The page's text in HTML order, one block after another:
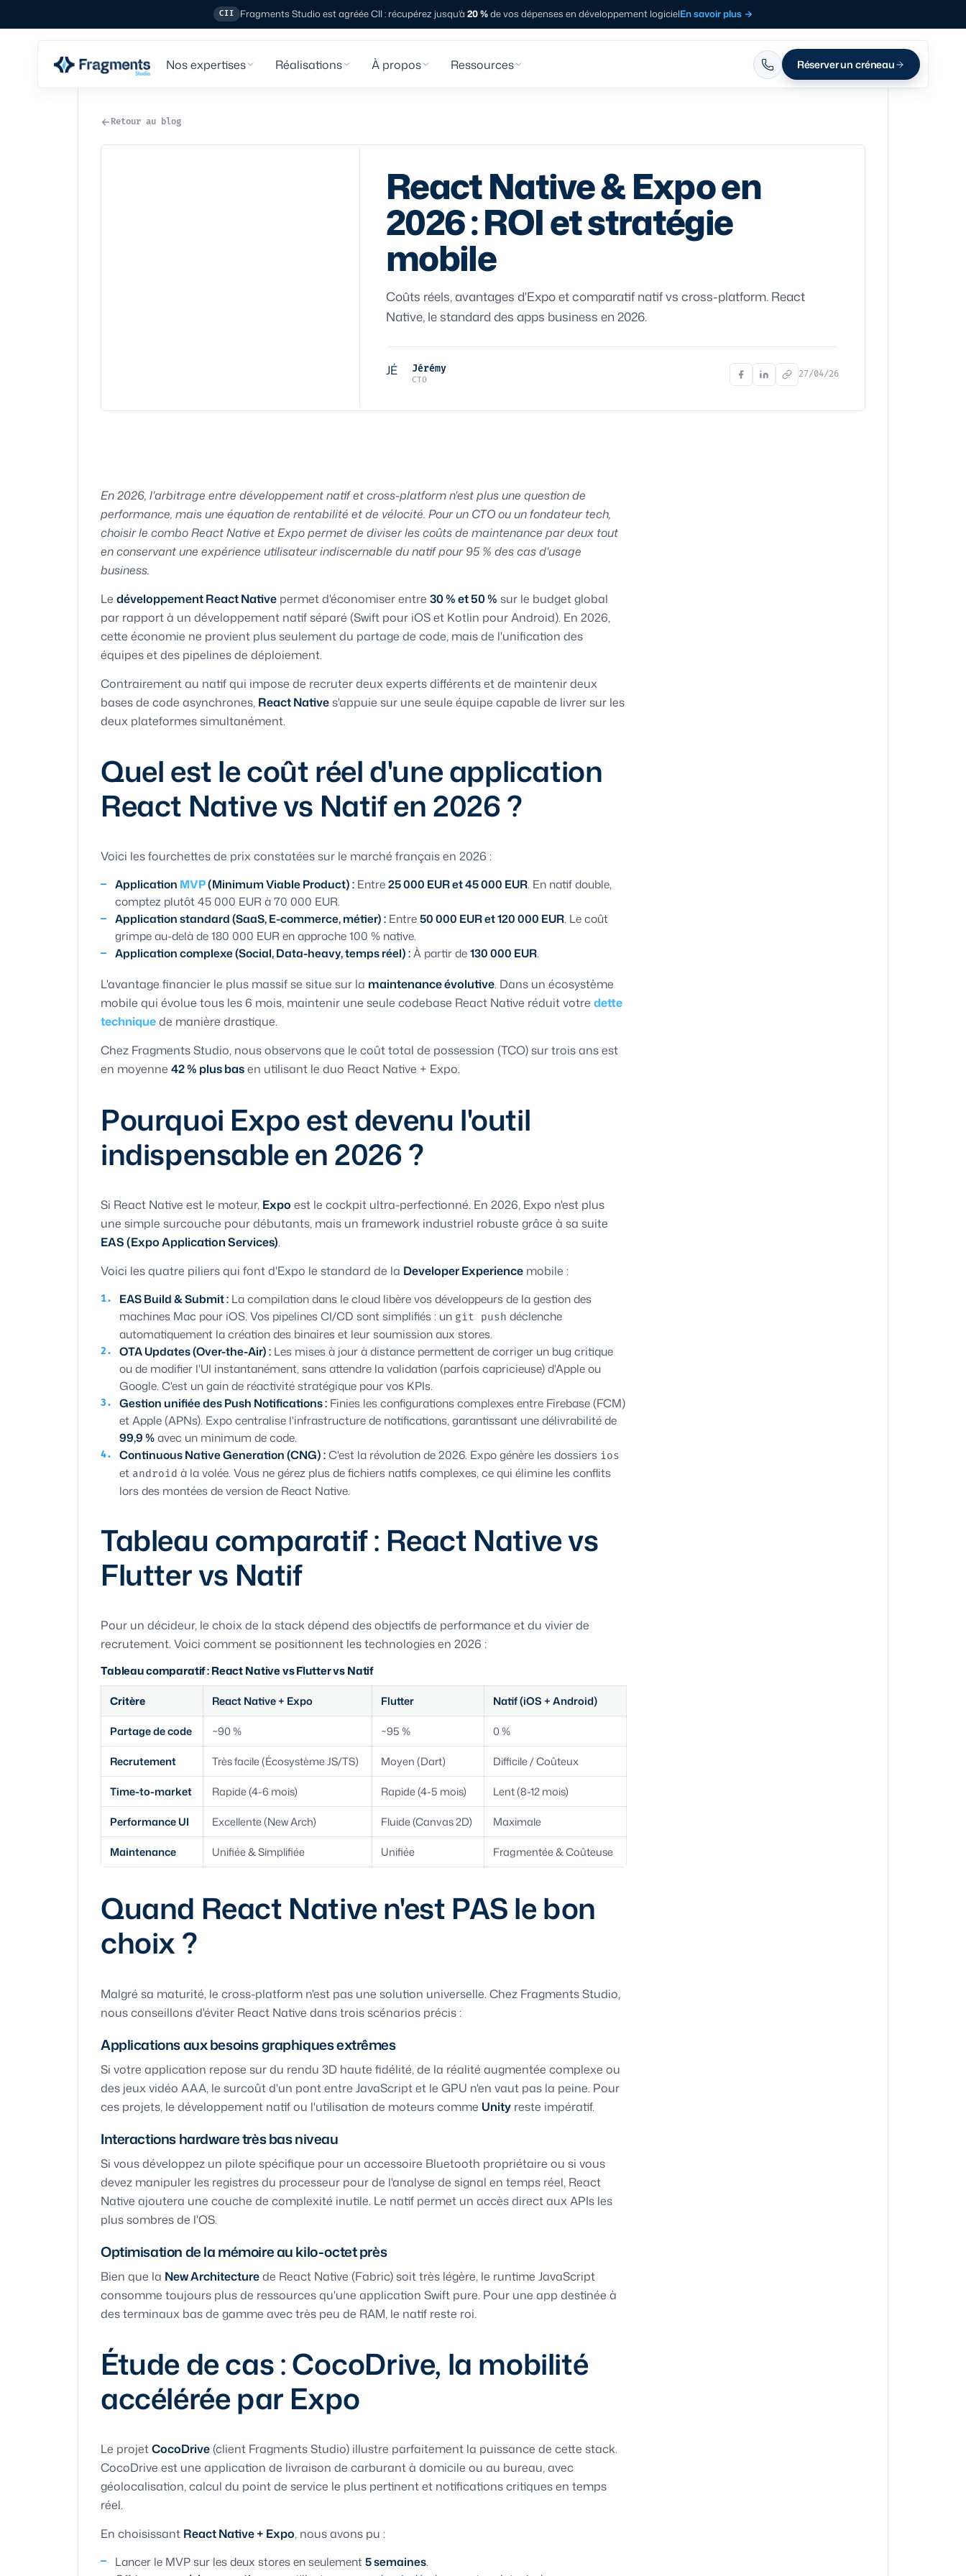
CII Fragments Studio est agréée CII : récupérez jusqu'à20 %de vos dépenses en développement logicielEn savoir plus →
Nos expertises Réalisations À propos Ressources Réserver un créneau
Retour au blog
React Native & Expo en
2026 : ROI et stratégie
mobile
Coûts réels, avantages d'Expo et comparatif natif vs cross-platform. React
Native, le standard des apps business en 2026.
JÉ Jérémy
CTO 27/04/26
En 2026, l'arbitrage entre développement natif et cross-platform n'est plus une question de
performance, mais une équation de rentabilité et de vélocité. Pour un CTO ou un fondateur tech,
choisir le combo React Native et Expo permet de diviser les coûts de maintenance par deux tout
en conservant une expérience utilisateur indiscernable du natif pour 95 % des cas d'usage
business.
Le développement React Native permet d'économiser entre 30 % et 50 % sur le budget global
par rapport à un développement natif séparé (Swift pour iOS et Kotlin pour Android). En 2026,
cette économie ne provient plus seulement du partage de code, mais de l'unification des
équipes et des pipelines de déploiement.
Contrairement au natif qui impose de recruter deux experts différents et de maintenir deux
bases de code asynchrones, React Natives'appuie sur une seule équipe capable de livrer sur les
deux plateformes simultanément.
Quel est le coût réel d'une application
React Native vs Natif en 2026 ?
Voici les fourchettes de prix constatées sur le marché français en 2026 :
Application MVP(Minimum Viable Product) : Entre25 000 EUR et 45 000 EUR. En natif double,
comptez plutôt 45 000 EUR à 70 000 EUR.
Application standard (SaaS, E-commerce, métier) : Entre50 000 EUR et 120 000 EUR. Le coût
grimpe au-delà de 180 000 EUR en approche 100 % native.
Application complexe (Social, Data-heavy, temps réel) :À partir de130 000 EUR.
L'avantage financier le plus massif se situe sur la maintenance évolutive. Dans un écosystème
mobile qui évolue tous les 6 mois, maintenir une seule codebase React Native réduit votre dette
techniquede manière drastique.
Chez Fragments Studio, nous observons que le coût total de possession (TCO) sur trois ans est
en moyenne 42 % plus basen utilisant le duo React Native + Expo.
Pourquoi Expo est devenu l'outil
indispensable en 2026 ?
Si React Native est le moteur, Expo est le cockpit ultra-perfectionné. En 2026, Expo n'est plus
une simple surcouche pour débutants, mais un framework industriel robuste grâce à sa suite
EAS (Expo Application Services).
Voici les quatre piliers qui font d'Expo le standard de la Developer Experience mobile :
EAS Build & Submit : La compilation dans le cloud libère vos développeurs de la gestion des
machines Mac pour iOS. Vos pipelines CI/CD sont simplifiés : un git push déclenche
automatiquement la création des binaires et leur soumission aux stores.
OTA Updates (Over-the-Air) : Les mises à jour à distance permettent de corriger un bug critique
ou de modifier l'UI instantanément, sans attendre la validation (parfois capricieuse) d'Apple ou
Google. C'est un gain de réactivité stratégique pour vos KPIs.
Gestion unifiée des Push Notifications : Finies les configurations complexes entre Firebase (FCM)
et Apple (APNs). Expo centralise l'infrastructure de notifications, garantissant une délivrabilité de
99,9 %avec un minimum de code.
Continuous Native Generation (CNG) :C'est la révolution de 2026. Expo génère les dossiers ios
et android à la volée. Vous ne gérez plus de fichiers natifs complexes, ce qui élimine les conflits
lors des montées de version de React Native.
Tableau comparatif : React Native vs
Flutter vs Natif
Pour un décideur, le choix de la stack dépend des objectifs de performance et du vivier de
recrutement. Voici comment se positionnent les technologies en 2026 :
Tableau comparatif : React Native vs Flutter vs Natif
Critère
React Native + Expo Flutter
Natif (iOS + Android)
Partage de code
~90 % ~95 %
0 %
Recrutement
Très facile (Écosystème JS/TS) Moyen (Dart)
Difficile / Coûteux
Time-to-market
Rapide (4-6 mois) Rapide (4-5 mois)
Lent (8-12 mois)
Performance UI
Excellente (New Arch) Fluide (Canvas 2D)
Maximale
Maintenance
Unifiée & Simplifiée Unifiée Fragmentée & Coûteuse
Quand React Native n'est PAS le bon
choix ?
Malgré sa maturité, le cross-platform n'est pas une solution universelle. Chez Fragments Studio,
nous conseillons d'éviter React Native dans trois scénarios précis :
Applications aux besoins graphiques extrêmes
Si votre application repose sur du rendu 3D haute fidélité, de la réalité augmentée complexe ou
des jeux vidéo AAA, le surcoût d'un pont entre JavaScript et le GPU n'en vaut pas la peine. Pour
ces projets, le développement natif ou l'utilisation de moteurs comme Unity reste impératif.
Interactions hardware très bas niveau
Si vous développez un pilote spécifique pour un accessoire Bluetooth propriétaire ou si vous
devez manipuler les registres du processeur pour de l'analyse de signal en temps réel, React
Native ajoutera une couche de complexité inutile. Le natif permet un accès direct aux APIs les
plus sombres de l'OS.
Optimisation de la mémoire au kilo-octet près
Bien que la New Architecturede React Native (Fabric) soit très légère, le runtime JavaScript
consomme toujours plus de ressources qu'une application Swift pure. Pour une app destinée à
des terminaux bas de gamme avec très peu de RAM, le natif reste roi.
Étude de cas : CocoDrive, la mobilité
accélérée par Expo
Le projetCocoDrive (client Fragments Studio) illustre parfaitement la puissance de cette stack.
CocoDrive est une application de livraison de carburant à domicile ou au bureau, avec
géolocalisation, calcul du point de service le plus pertinent et notifications critiques en temps
réel.
En choisissant React Native + Expo, nous avons pu :
Lancer le MVP sur les deux stores en seulement 5 semaines.